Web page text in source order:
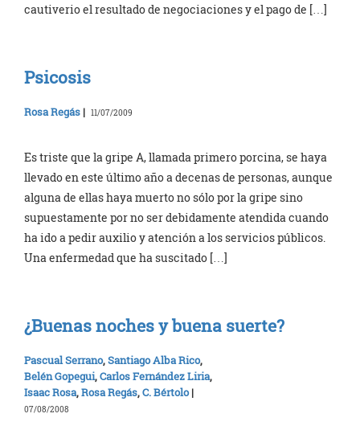
cautiverio el resultado de negociaciones y el pago de […]
Psicosis
Rosa Regás | 11/07/2009
Es triste que la gripe A, llamada primero porcina, se haya
llevado en este último año a decenas de personas, aunque
alguna de ellas haya muerto no sólo por la gripe sino
supuestamente por no ser debidamente atendida cuando
ha ido a pedir auxilio y atención a los servicios públicos.
Una enfermedad que ha suscitado […]
¿Buenas noches y buena suerte?
Pascual Serrano,Santiago Alba Rico,
Belén Gopegui,Carlos Fernández Liria,
Isaac Rosa,Rosa Regás,C. Bértolo|
07/08/2008